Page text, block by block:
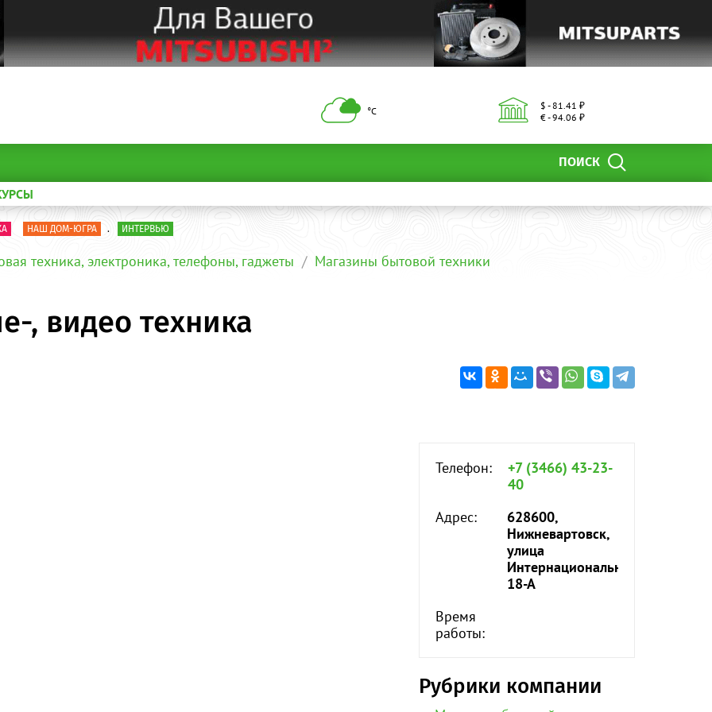
°С
$ - 81.41 ₽
€ - 94.06 ₽
ПОИСК
НАШ ДОМ-ЮГРА . ИНТЕРВЬЮ
техника, электроника, телефоны, гаджеты Магазины бытовой техники
, видео техника
Телефон:
+7 (3466) 43-23-
40
Адрес:
628600,
Нижневартовск,
улица
Интернациональная,
18-А
Время
работы:
Рубрики компании